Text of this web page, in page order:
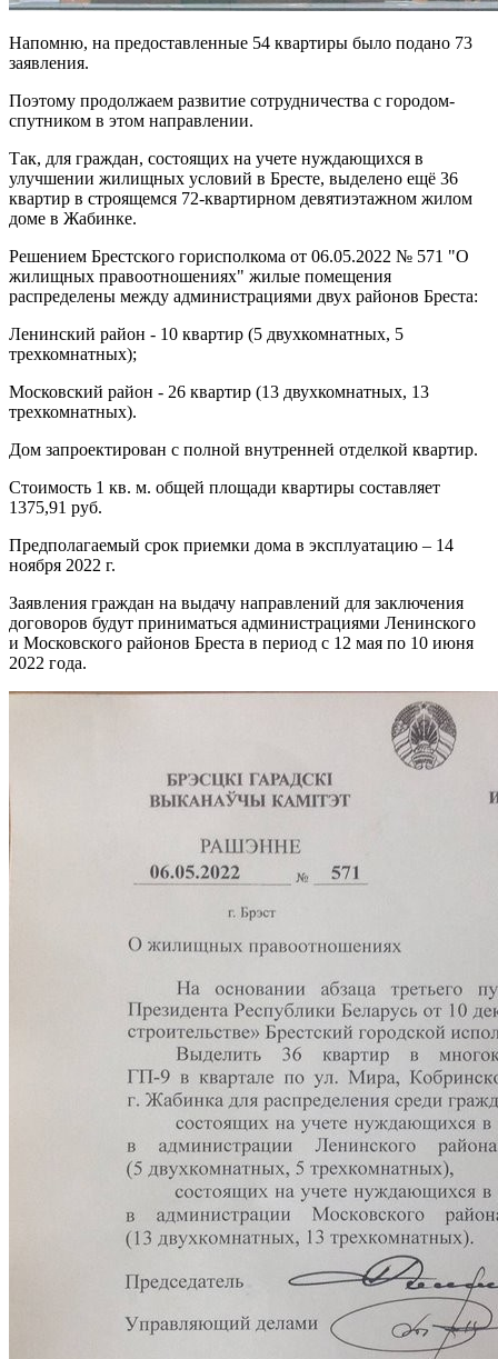
Напомню, на предоставленные 54 квартиры было подано 73
заявления.
Поэтому продолжаем развитие сотрудничества с городом-
спутником в этом направлении.
Так, для граждан, состоящих на учете нуждающихся в
улучшении жилищных условий в Бресте, выделено ещё 36
квартир в строящемся 72-квартирном девятиэтажном жилом
доме в Жабинке.
Решением Брестского горисполкома от 06.05.2022 № 571 "О
жилищных правоотношениях" жилые помещения
распределены между администрациями двух районов Бреста:
Ленинский район - 10 квартир (5 двухкомнатных, 5
трехкомнатных);
Московский район - 26 квартир (13 двухкомнатных, 13
трехкомнатных).
Дом запроектирован с полной внутренней отделкой квартир.
Стоимость 1 кв. м. общей площади квартиры составляет
1375,91 руб.
Предполагаемый срок приемки дома в эксплуатацию – 14
ноября 2022 г.
Заявления граждан на выдачу направлений для заключения
договоров будут приниматься администрациями Ленинского
и Московского районов Бреста в период с 12 мая по 10 июня
2022 года.